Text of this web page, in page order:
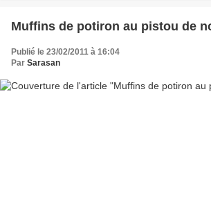
Muffins de potiron au pistou de
Publié le 23/02/2011 à 16:04
Par Sarasan